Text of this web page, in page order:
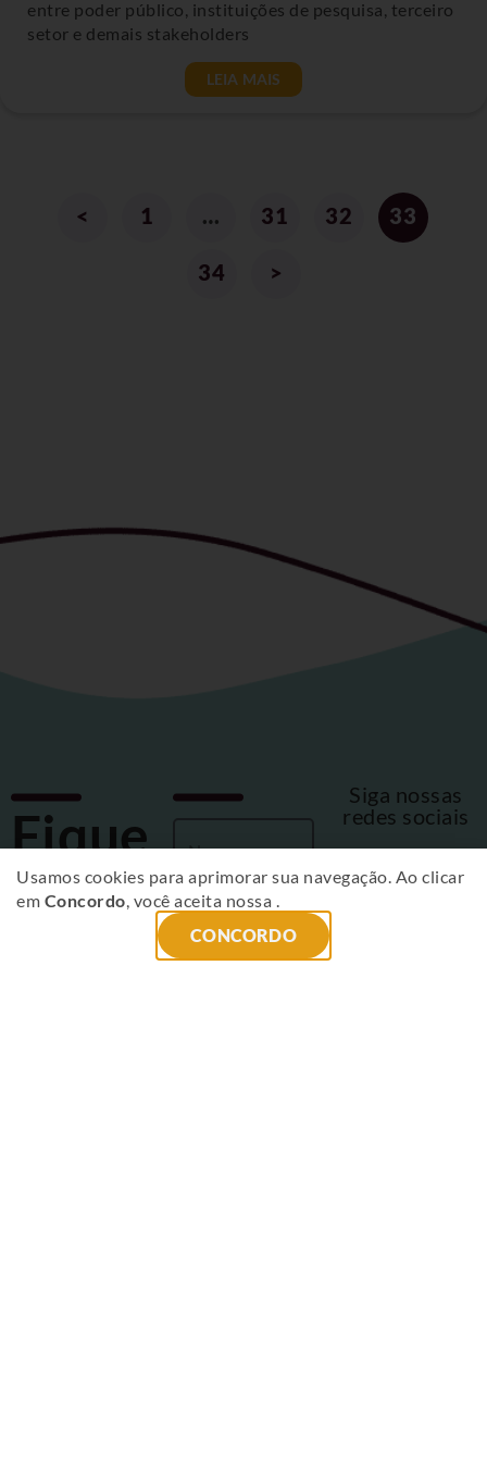
entre poder público, instituições de pesquisa, terceiro
setor e demais stakeholders
LEIA MAIS
< 1 … 31 32 33
34 >
Fique
por
dentro
Siga nossas
redes sociais
CONCORDO
Usamos cookies para aprimorar sua navegação. Ao clicar
em Concordo, você aceita nossa .